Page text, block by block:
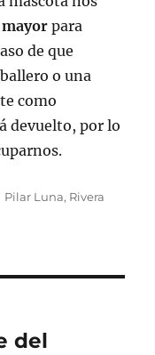
para
de que
o una
como
devuelto, por lo
Etiquetas
Pilar Luna, Rivera
del